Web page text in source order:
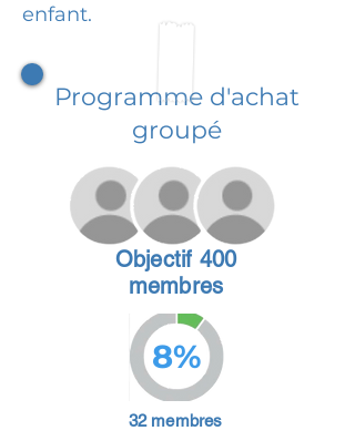
enfant.
Programme d'achat
groupé
Objectif 400
membres
8%
32 membres